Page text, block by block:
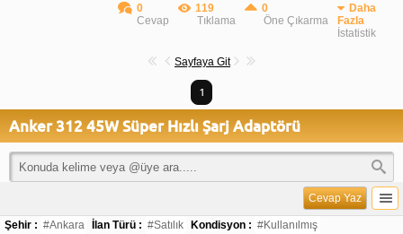
0
Cevap
119
Tıklama
0
Öne Çıkarma
Daha
Fazla
İstatistik
Sayfaya Git
1
Anker 312 45W Süper Hızlı Şarj Adaptörü
Cevap Yaz
Şehir : #Ankara İlan Türü : #Satılık Kondisyon : #Kullanılmış